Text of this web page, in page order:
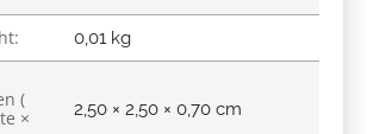
0,01 kg
(
×
2,50 × 2,50 × 0,70 cm